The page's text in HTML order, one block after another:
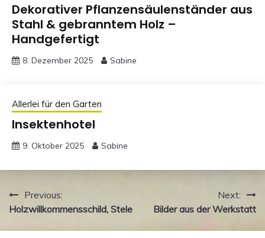
Dekorativer Pflanzensäulenständer aus
Stahl & gebranntem Holz –
Handgefertigt
8. Dezember 2025 Sabine
Allerlei für den Garten
Insektenhotel
9. Oktober 2025 Sabine
Beitragsnavigation
Previous:
Holzwillkommensschild, Stele
Next:
Bilder aus der Werkstatt